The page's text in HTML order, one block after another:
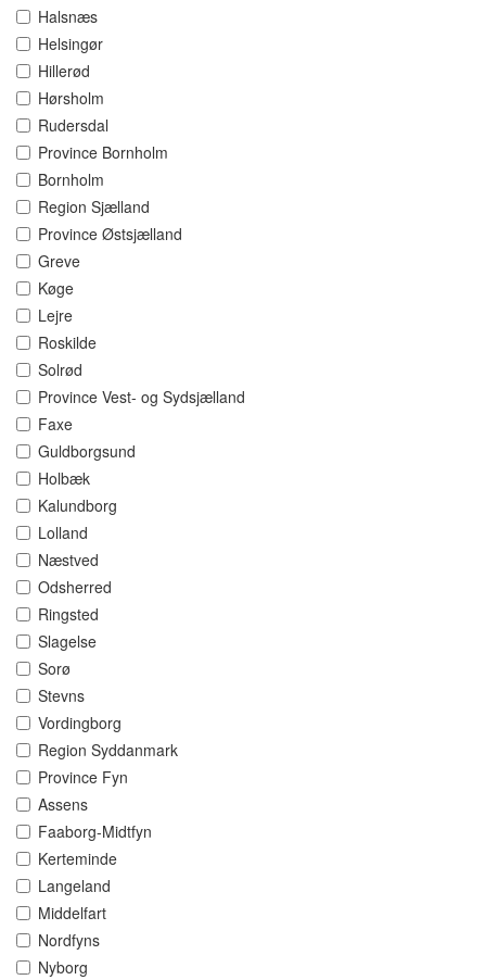
Halsnæs
Helsingør
Hillerød
Hørsholm
Rudersdal
Province Bornholm
Bornholm
Region Sjælland
Province Østsjælland
Greve
Køge
Lejre
Roskilde
Solrød
Province Vest- og Sydsjælland
Faxe
Guldborgsund
Holbæk
Kalundborg
Lolland
Næstved
Odsherred
Ringsted
Slagelse
Sorø
Stevns
Vordingborg
Region Syddanmark
Province Fyn
Assens
Faaborg-Midtfyn
Kerteminde
Langeland
Middelfart
Nordfyns
Nyborg